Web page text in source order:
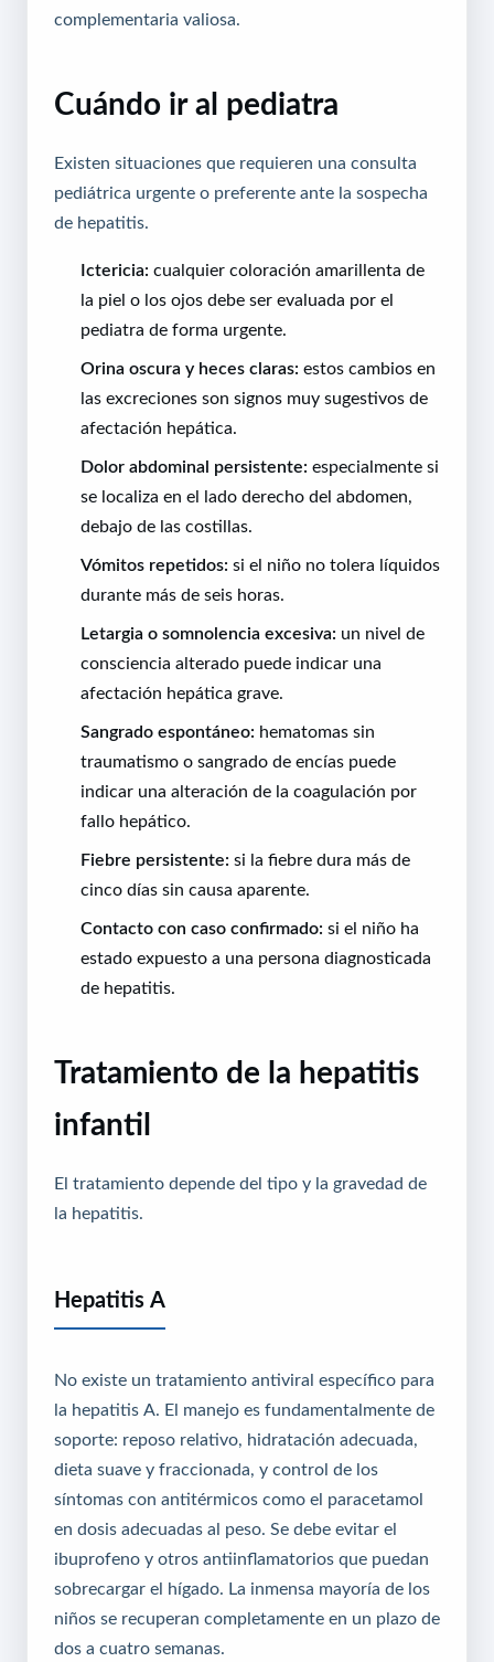
complementaria valiosa.
Cuándo ir al pediatra
Existen situaciones que requieren una consulta
pediátrica urgente o preferente ante la sospecha
de hepatitis.
Ictericia: cualquier coloración amarillenta de
la piel o los ojos debe ser evaluada por el
pediatra de forma urgente.
Orina oscura y heces claras: estos cambios en
las excreciones son signos muy sugestivos de
afectación hepática.
Dolor abdominal persistente: especialmente si
se localiza en el lado derecho del abdomen,
debajo de las costillas.
Vómitos repetidos: si el niño no tolera líquidos
durante más de seis horas.
Letargia o somnolencia excesiva: un nivel de
consciencia alterado puede indicar una
afectación hepática grave.
Sangrado espontáneo: hematomas sin
traumatismo o sangrado de encías puede
indicar una alteración de la coagulación por
fallo hepático.
Fiebre persistente: si la fiebre dura más de
cinco días sin causa aparente.
Contacto con caso confirmado: si el niño ha
estado expuesto a una persona diagnosticada
de hepatitis.
Tratamiento de la hepatitis
infantil
El tratamiento depende del tipo y la gravedad de
la hepatitis.
Hepatitis A
No existe un tratamiento antiviral específico para
la hepatitis A. El manejo es fundamentalmente de
soporte: reposo relativo, hidratación adecuada,
dieta suave y fraccionada, y control de los
síntomas con antitérmicos como el paracetamol
en dosis adecuadas al peso. Se debe evitar el
ibuprofeno y otros antiinflamatorios que puedan
sobrecargar el hígado. La inmensa mayoría de los
niños se recuperan completamente en un plazo de
dos a cuatro semanas.